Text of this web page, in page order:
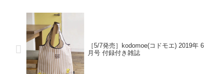
［5/7発売］kodomoe(コドモエ) 2019年 6
月号 付録付き雑誌